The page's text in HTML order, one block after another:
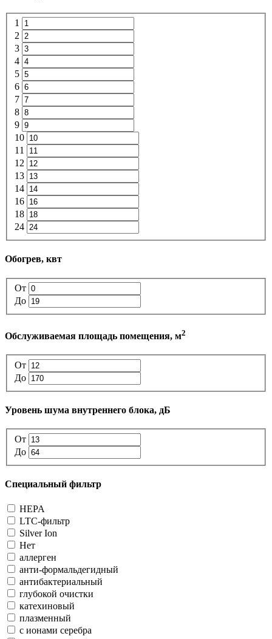
1
2
3
4
5
6
7
8
9
10
11
12
13
14
16
18
24
Обогрев, квт
От
До
Обслуживаемая площадь помещения, м2
От
До
Уровень шума внутреннего блока, дБ
От
До
Специальный фильтр
HEPA
LTC-фильтр
Silver Ion
Нет
аллерген
анти-формальдегидный
антибактериальный
глубокой очистки
катехиновый
плазменный
с ионами серебра